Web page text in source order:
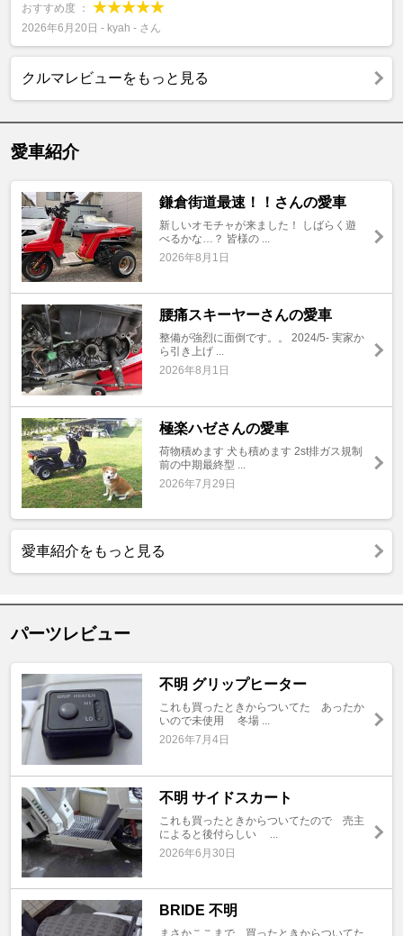
おすすめ度 ：
2026年6月20日 - kyah - さん
クルマレビューをもっと見る
愛車紹介
鎌倉街道最速！！さんの愛車
新しいオモチャが来ました！ しばらく遊
べるかな…？ 皆様の ...
2026年8月1日
腰痛スキーヤーさんの愛車
整備が強烈に面倒です。。 2024/5- 実家か
ら引き上げ ...
2026年8月1日
極楽ハゼさんの愛車
荷物積めます 犬も積めます 2st排ガス規制
前の中期最終型 ...
2026年7月29日
愛車紹介をもっと見る
パーツレビュー
不明 グリップヒーター
これも買ったときからついてた あったか
いので未使用 冬場 ...
2026年7月4日
不明 サイドスカート
これも買ったときからついてたので 売主
によると後付らしい ...
2026年6月30日
BRIDE 不明
まさかここまで 買ったときからついてた